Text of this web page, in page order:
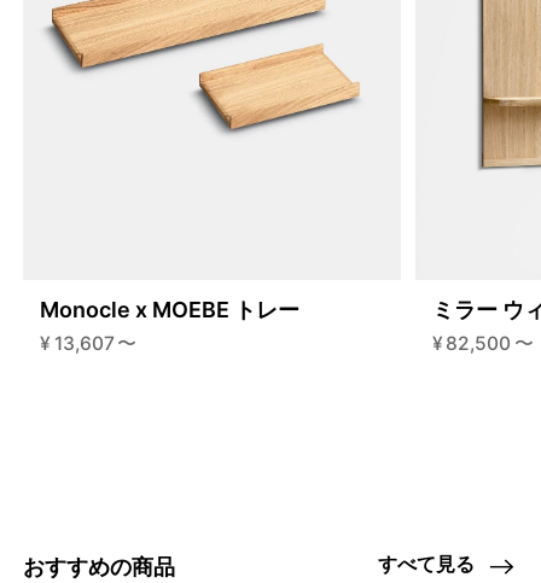
Monocle x MOEBE トレー
¥ 13,607 〜
ミラー ウ
¥ 82,500 〜
おすすめの商品 すべて見る